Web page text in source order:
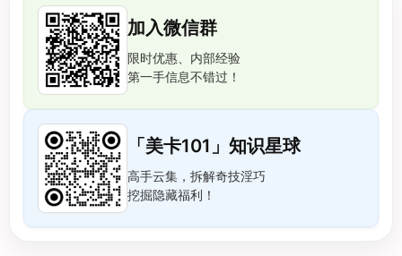
加入微信群
限时优惠、内部经验
第一手信息不错过！
「美卡101」知识星球
高手云集，拆解奇技淫巧
挖掘隐藏福利！